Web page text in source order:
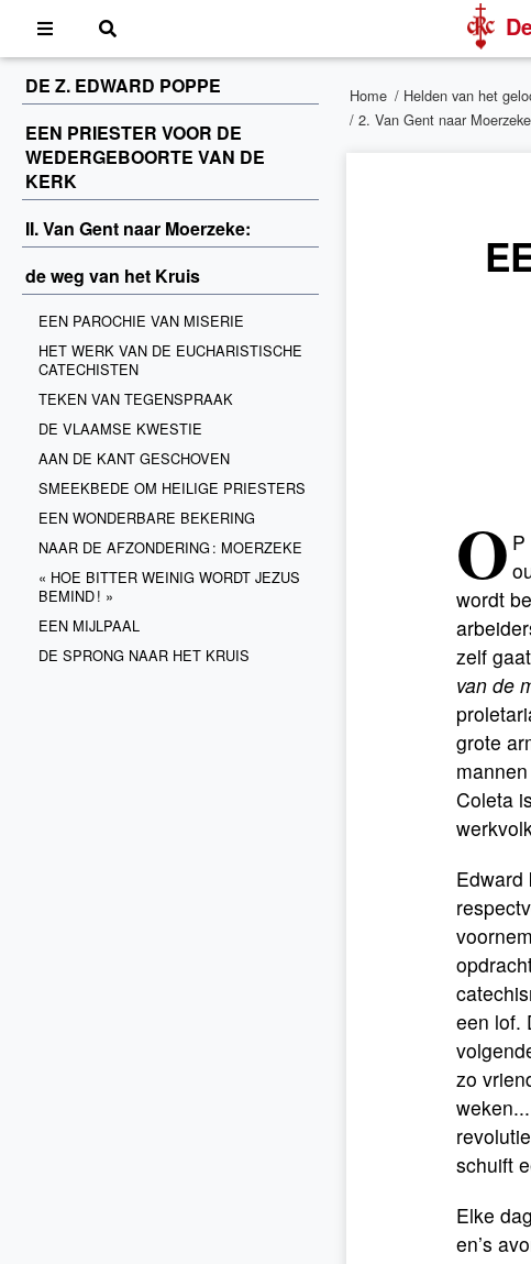
DE Z. EDWARD POPPE
EEN PRIESTER VOOR DE
WEDERGEBOORTE VAN DE
KERK
II. Van Gent naar Moerzeke:
de weg van het Kruis
EEN PAROCHIE VAN MISERIE
HET WERK VAN DE EUCHARISTISCHE
CATECHISTEN
TEKEN VAN TEGENSPRAAK
DE VLAAMSE KWESTIE
AAN DE KANT GESCHOVEN
SMEEKBEDE OM HEILIGE PRIESTERS
EEN WONDERBARE BEKERING
NAAR DE AFZONDERING : MOERZEKE
« HOE BITTER WEINIG WORDT JEZUS
BEMIND ! »
EEN MIJLPAAL
DE SPRONG NAAR HET KRUIS
Home / Helden van het
/ 2. Van Gent naar
O
wordt
zelf
van de
grote
Coleta
Edward
een lof.
zo
schuift
Elke
en’s